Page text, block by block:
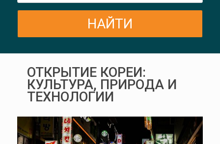
ОТКРЫТИЕ КОРЕИ:
КУЛЬТУРА, ПРИРОДА И
ТЕХНОЛОГИИ